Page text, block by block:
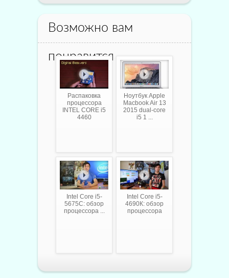
Возможно вам
понравится
Распаковка
процессора
INTEL CORE i5
4460
Ноутбук Apple
Macbook Air 13
2015 dual-core
i5 1 ...
Intel Core i5-
5675C: обзор
процессора ...
Intel Core i5-
4690К: обзор
процессора